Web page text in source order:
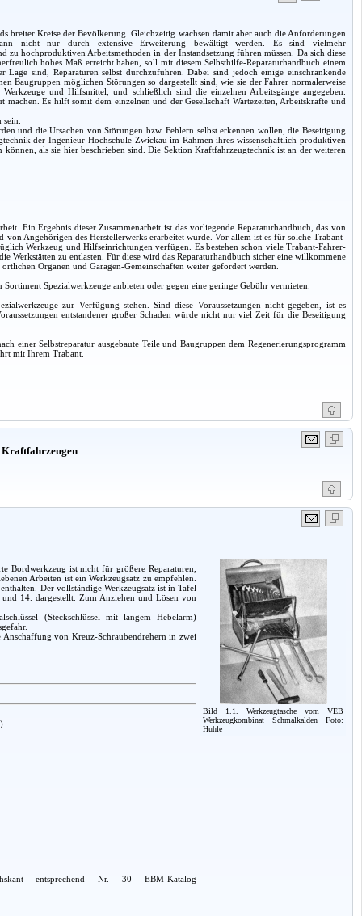
breiter Kreise der Bevölkerung. Gleichzeitig wachsen damit aber auch die Anforderungen
nicht nur durch extensive Erweiterung bewältigt werden. Es sind vielmehr
hochproduktiven Arbeitsmethoden in der Instandsetzung führen müssen. Da sich diese
hohes Maß erreicht haben, soll mit diesem Selbsthilfe-Reparaturhandbuch einem
sind, Reparaturen selbst durchzuführen. Dabei sind jedoch einige einschränkende
Baugruppen möglichen Störungen so dargestellt sind, wie sie der Fahrer normalerweise
und Hilfsmittel, und schließlich sind die einzelnen Arbeitsgänge angegeben.
Es hilft somit dem einzelnen und der Gesellschaft Wartezeiten, Arbeitskräfte und
und die Ursachen von Störungen bzw. Fehlern selbst erkennen wollen, die Beseitigung
der Ingenieur-Hochschule Zwickau im Rahmen ihres wissenschaftlich-produktiven
als sie hier beschrieben sind. Die Sektion Kraftfahrzeugtechnik ist an der weiteren
Ein Ergebnis dieser Zusammenarbeit ist das vorliegende Reparaturhandbuch, das von
Angehörigen des Herstellerwerks erarbeitet wurde. Vor allem ist es für solche Trabant-
Werkzeug und Hilfseinrichtungen verfügen. Es bestehen schon viele Trabant-Fahrer-
Werkstätten zu entlasten. Für diese wird das Reparaturhandbuch sicher eine willkommene
Organen und Garagen-Gemeinschaften weiter gefördert werden.
Spezialwerkzeuge anbieten oder gegen eine geringe Gebühr vermieten.
zur Verfügung stehen. Sind diese Voraussetzungen nicht gegeben, ist es
entstandener großer Schaden würde nicht nur viel Zeit für die Beseitigung
einer Selbstreparatur ausgebaute Teile und Baugruppen dem Regenerierungsprogramm
mit Ihrem Trabant.
Bild 1.1. Werkzeugtasche vom VEB
Werkzeugkombinat Schmalkalden Foto:
Huhle
Bordwerkzeug ist nicht für größere Reparaturen,
Arbeiten ist ein Werkzeugsatz zu empfehlen.
Der vollständige Werkzeugsatz ist in Tafel
14. dargestellt. Zum Anziehen und Lösen von
(Steckschlüssel mit langem Hebelarm)
von Kreuz-Schraubendrehern in zwei
entsprechend Nr. 30 EBM-Katalog